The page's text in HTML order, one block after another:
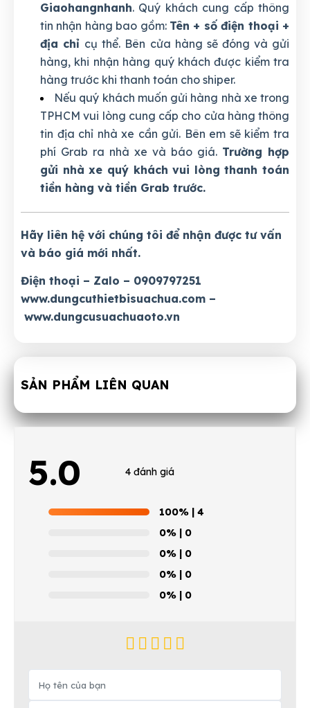
Giaohangnhanh. Quý khách cung cấp thông
tin nhận hàng bao gồm: Tên + số điện thoại +
địa chỉ cụ thể. Bên cửa hàng sẽ đóng và gửi
hàng, khi nhận hàng quý khách được kiểm tra
hàng trước khi thanh toán cho shiper.
Nếu quý khách muốn gửi hàng nhà xe trong
TPHCM vui lòng cung cấp cho cửa hàng thông
tin địa chỉ nhà xe cần gửi. Bên em sẽ kiểm tra
phí Grab ra nhà xe và báo giá. Trường hợp
gửi nhà xe quý khách vui lòng thanh toán
tiền hàng và tiền Grab trước.
Hãy liên hệ với chúng tôi để nhận được tư vấn
và báo giá mới nhất.
Điện thoại – Zalo – 0909797251
www.dungcuthietbisuachua.com –
www.dungcusuachuaoto.vn
SẢN PHẨM LIÊN QUAN
5.0 4 đánh giá
100% | 4
0% | 0
0% | 0
0% | 0
0% | 0